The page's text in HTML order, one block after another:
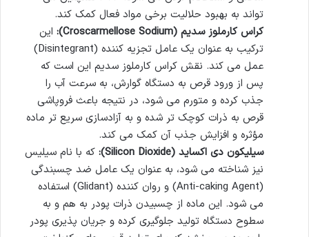
تواند به بهبود حلالیت برخی مواد فعال کمک کند.
کراس کارملوز سدیم (Croscarmellose Sodium):
این
ترکیب به عنوان یک عامل تجزیه کننده (Disintegrant)
عمل می کند. نقش کراس کارملوز سدیم این است که
پس از ورود قرص به دستگاه گوارش، به سرعت آب را
جذب کرده و متورم می شود، در نتیجه باعث فروپاشی
قرص به ذرات کوچک تر شده و به آزادسازی سریع تر ماده
مؤثره و افزایش جذب آن کمک می کند.
سیلیکون دی اکساید (Silicon Dioxide):
که با نام سیلیس
نیز شناخته می شود، به عنوان یک عامل ضد چسبندگی
(Anti-caking Agent) و روان کننده (Glidant) استفاده
می شود. این ماده از چسبیدن ذرات پودر به هم و به
سطوح دستگاه تولید جلوگیری کرده و جریان پذیری پودر